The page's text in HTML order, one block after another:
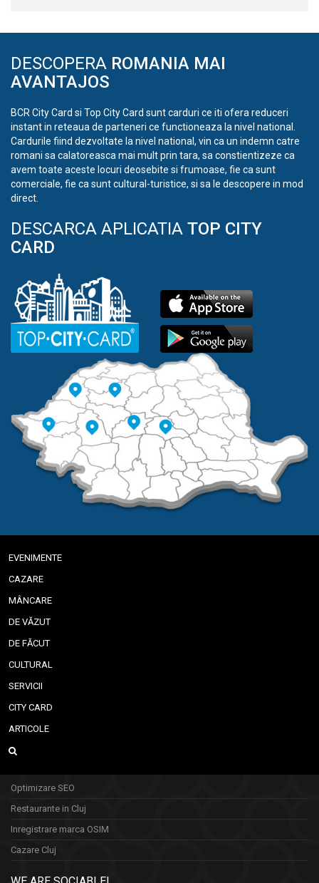
DESCOPERA ROMANIA MAI
AVANTAJOS
BCR City Card si Top City Card sunt carduri ce iti ofera reduceri
instant in reteaua de parteneri ce functioneaza la nivel national.
Cardurile fiind dezvoltate la nivel national, vin ca un indemn catre
romani sa calatoreasca mai mult prin tara, sa constientizeze ca
avem toate aceste locuri deosebite si frumoase, fie ca sunt
comerciale, fie ca sunt cultural-turistice, si sa le descopere in mod
direct.
DESCARCA APLICATIA TOP CITY
CARD
EVENIMENTE
CAZARE
MÂNCARE
DE VĂZUT
DE FĂCUT
CULTURAL
SERVICII
CITY CARD
ARTICOLE
Optimizare SEO
Restaurante in Cluj
Inregistrare marca OSIM
Cazare Cluj